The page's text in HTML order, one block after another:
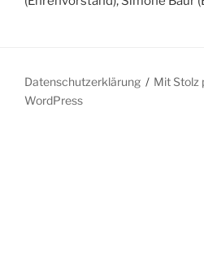
Datenschutzerklärung
Mit Stolz
WordPress